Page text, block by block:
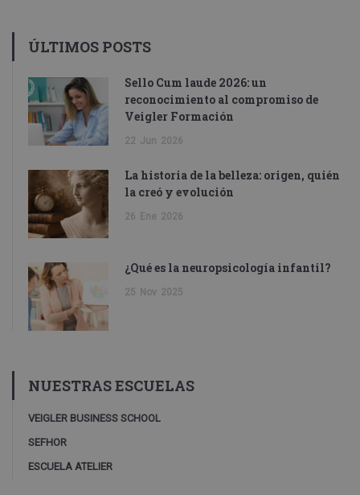
ÚLTIMOS POSTS
Sello Cum laude 2026: un
reconocimiento al compromiso de
Veigler Formación
22 Jun 2026
La historia de la belleza: origen, quién
la creó y evolución
26 Ene 2026
¿Qué es la neuropsicología infantil?
25 Nov 2025
NUESTRAS ESCUELAS
VEIGLER BUSINESS SCHOOL
SEFHOR
ESCUELA ATELIER